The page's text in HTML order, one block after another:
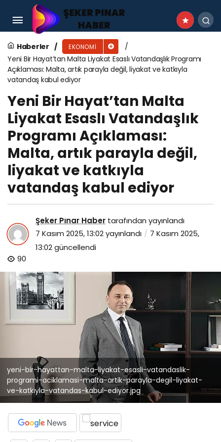
Haberler EKONOMI
Yeni Bir Hayat’tan Malta Liyakat Esaslı Vatandaşlık Programı
Açıklaması: Malta, artık parayla değil, liyakat ve katkıyla
vatandaş kabul ediyor
Yeni Bir Hayat’tan Malta
Liyakat Esaslı Vatandaşlık
Programı Açıklaması:
Malta, artık parayla değil,
liyakat ve katkıyla
vatandaş kabul ediyor
Şeker Pınar Haber tarafından yayınlandı
7 Kasım 2025, 13:02yayınlandı
7 Kasım 2025,
13:02güncellendi
90
yeni-bir-hayattan-malta-liyakat-esasli-vatandaslik-
programi-aciklamasi-malta-artik-parayla-degil-liyakat-
ve-katkiyla-vatandas-kabul-ediyor.jpg
Minycenter’dan Yapay Zeka Destekli Yenilik